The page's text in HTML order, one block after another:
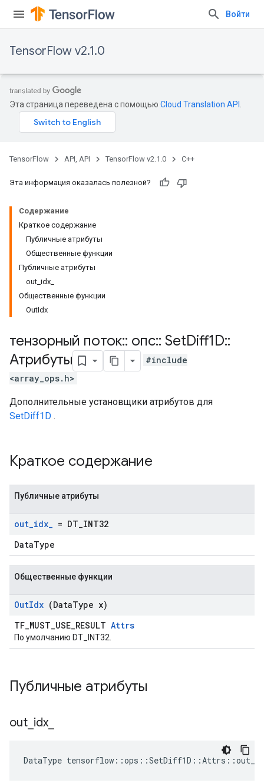
Войти
TensorFlow v2.1.0
Эта страница переведена с помощью Cloud Translation API
TensorFlow API, API TensorFlow v2.1.0 C++
Эта информация оказалась полезной?
Содержание
Краткое содержание
Публичные атрибуты
Общественные функции
Публичные атрибуты
out_idx_
Общественные функции
OutIdx
тензорный поток:: опс:: SetDiff1D::
Атрибуты
#include
<array_ops.h>
Дополнительные установщики атрибутов для
SetDiff1D .
Краткое содержание
Публичные атрибуты
out_idx_ = DT INT32
DataType
Общественные функции
OutIdx (DataType x)
TF_MUST_USE_RESULT Attrs
По умолчанию DT_INT32.
Публичные атрибуты
out idx
DataType